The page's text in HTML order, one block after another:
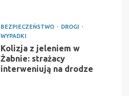
BEZPIECZEŃSTWO
DROGI
WYPADKI
Kolizja z jeleniem w
Żabnie: strażacy
interweniują na drodze